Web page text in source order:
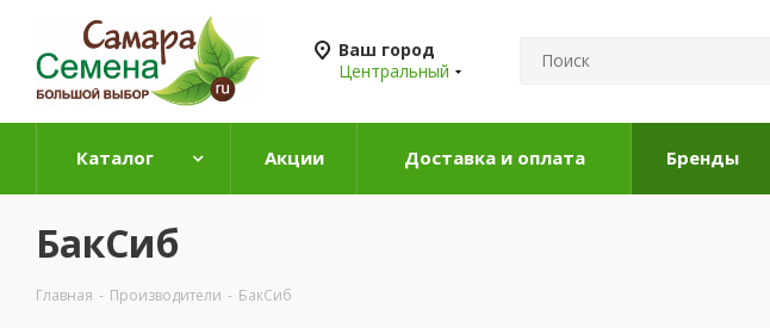
Ваш город
Центральный
Каталог Акции Доставка и оплата Бренды
БакСиб
Главная - Производители - БакСиб